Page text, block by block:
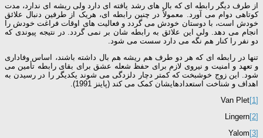
از طرف دیگر رابطه ای که بال های رشد یافته ای دارد ولی ریشه ای ندارد، مدت
کوتاهی دوام می آورد. معمولاً در چنین رابطه ای، هریک از طرفین دنبال علائق
خودش است، با دوستان خودش می گردد و فعالیت های اوقات فراغت خودش را
انجام می دهد. ولی این علائق به رابطه شان بر نمی گردد. در نتیجه پیوندی که
دو نفر را کنار هم نگه می دارد سست می شود.
تنها در رابطه ای که هر دو طرف هم ریشه هم بال داشته باشند، اساس وفاداری
و تعهد و امنیت و نیروی لازم برای حفظ شعله عشق برای بقای رابطه تأمین می
شود. این زوج خوشبخت که کمتر دچار دلزدگی می شوند یکدیگر را در رسیدن به
اهداف و شناخت استعدادهایشان کمک می کند (پاینز 1991).
[1]
Van Plet
[2]
Lingern
[3]
Yalom